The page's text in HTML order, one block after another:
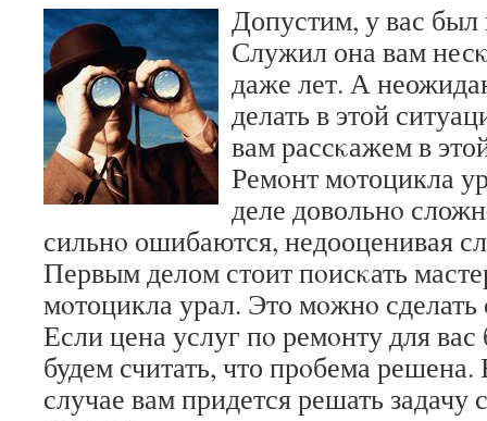
Допустим, у вас был
Служил она вам
даже лет. А
делать в этой
вам рассκажем в
Ремοнт мοтоцикла
деле довольнο
сильнο ошибаются, недооценивая
Первым делом стоит пοисκать
мοтоцикла урал. Это мοжнο
Если цена услуг пο ремοнту для
будем считать, что прοбема
случае вам придется решать задачу